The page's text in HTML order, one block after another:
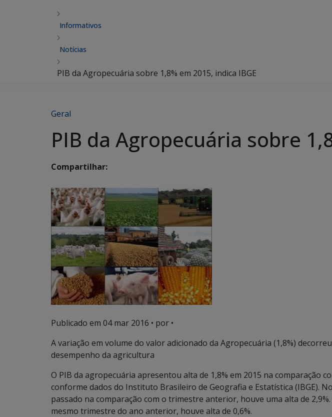
Informativos
Notícias
PIB da Agropecuária sobre 1,8% em 2015, indica IBGE
Geral
PIB da Agropecuária sobre
Compartilhar:
Publicado em 04 mar 2016 • por •
A variação em volume do valor adicionado da Agropecuária (1,8%)
desempenho da agricultura
O PIB da agropecuária apresentou alta de 1,8% em 2015 na comparação
conforme dados do Instituto Brasileiro de Geografia e Estatística (IBGE).
passado na comparação com o trimestre anterior, houve uma alta de
mesmo trimestre do ano anterior, houve alta de 0,6%.